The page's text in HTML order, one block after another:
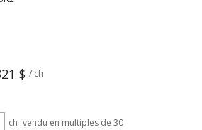
$ / ch
ch vendu en multiples de 30